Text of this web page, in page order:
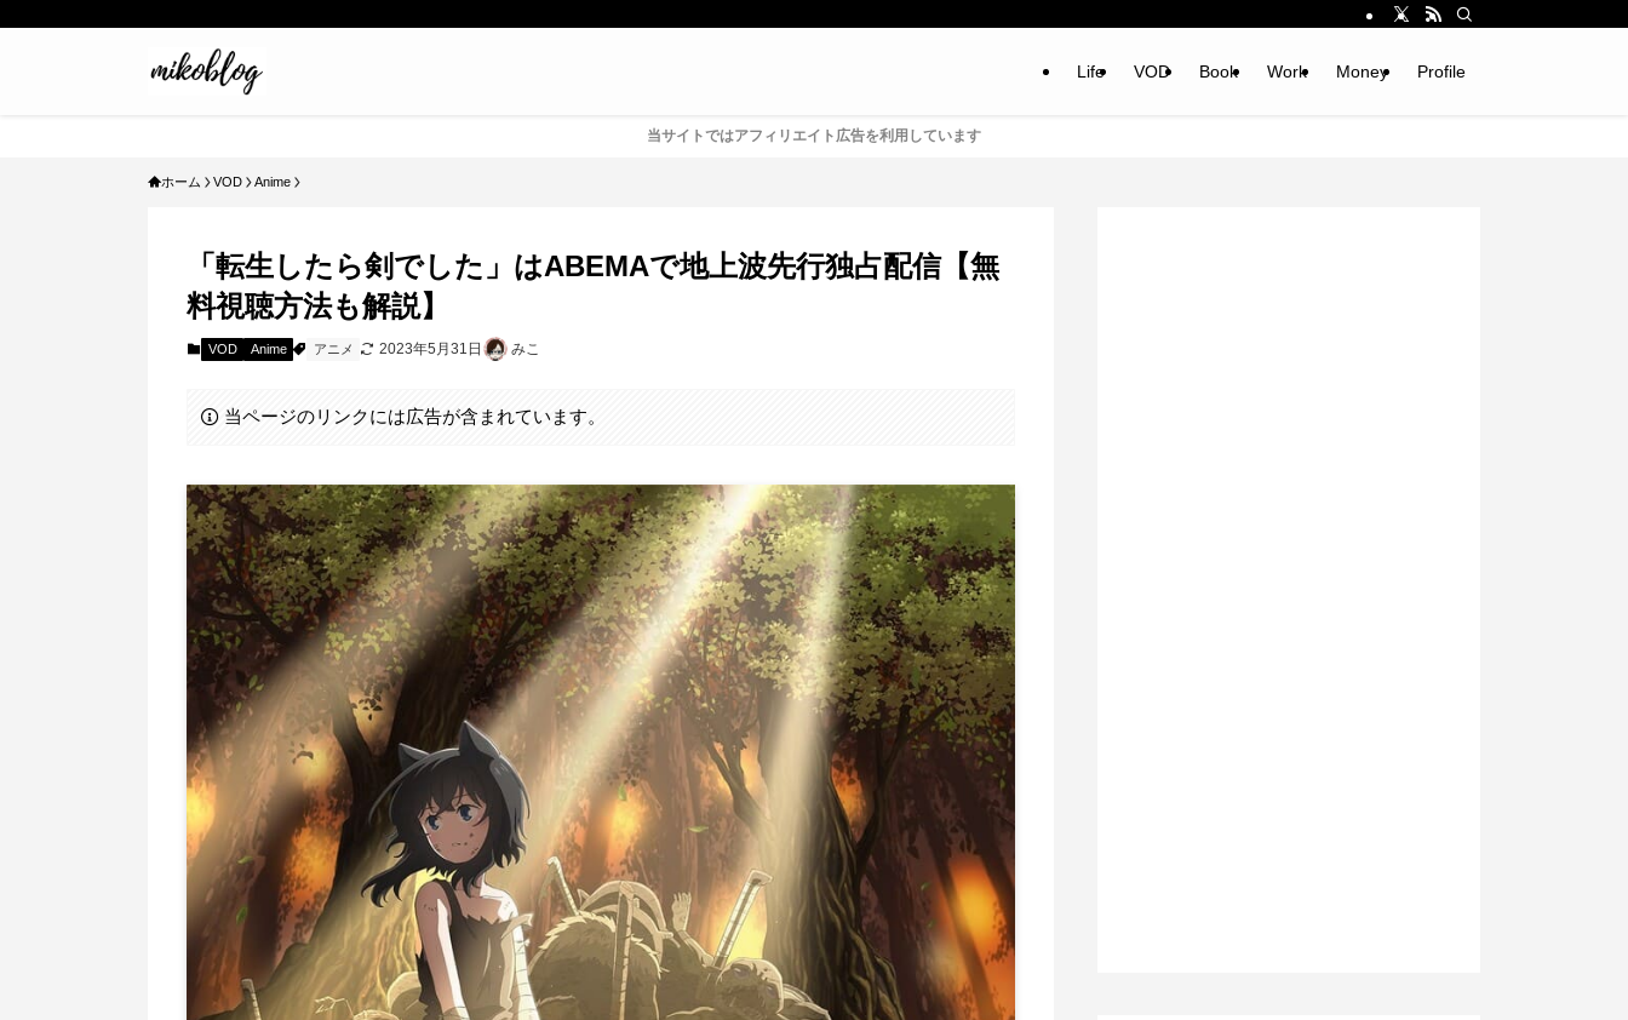
Life VOD Book Work Money Profile
当サイトではアフィリエイト広告を利用しています
ホーム VOD Anime
「転生したら剣でした」はABEMAで地上波先行独占配信【無
料視聴方法も解説】
VOD Anime アニメ 2023年5月31日 みこ
当ページのリンクには広告が含まれています。